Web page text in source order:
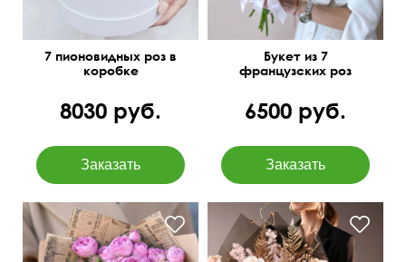
7 пионовидных роз в
коробке
8030 руб.
Букет из 7
французских роз
6500 руб.